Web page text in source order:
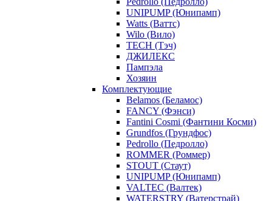
UNIPUMP (Юнипамп)
Watts (Ваттс)
Wilo (Вило)
TECH (Тэч)
ДЖИЛЕКС
Пампэла
Хозяин
Комплектующие
Belamos (Беламос)
FANCY (Фэнси)
Fantini Cosmi (Фантини Косми)
Grundfos (Грундфос)
Pedrollo (Педролло)
ROMMER (Роммер)
STOUT (Стаут)
UNIPUMP (Юнипамп)
VALTEC (Валтек)
WATERSTRY (Ватерстрай)